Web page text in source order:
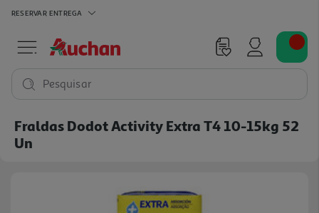
RESERVAR ENTREGA
Pesquisar
Fraldas Dodot Activity Extra T4 10-15kg 52
Un